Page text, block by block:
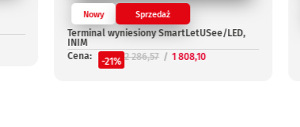
Nowy Sprzedaż
Terminal wyniesiony SmartLetUSee/LED,
INIM
Cena:
-21% 2 286,57 1 808,10